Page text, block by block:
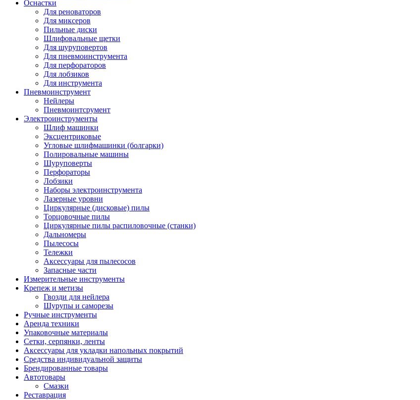
Оснастки
Для реноваторов
Для миксеров
Пильные диски
Шлифовальные щетки
Для шуруповертов
Для пневмоинструмента
Для перфораторов
Для лобзиков
Для инструмента
Пневмоинструмент
Нейлеры
Пневмоинтсрумент
Электроинструменты
Шлиф машинки
Эксцентриковые
Угловые шлифмашинки (болгарки)
Полировальные машины
Шуруповерты
Перфораторы
Лобзики
Наборы электроинструмента
Лазерные уровни
Циркулярные (дисковые) пилы
Торцовочные пилы
Циркулярные пилы распиловочные (станки)
Дальномеры
Пылесосы
Тележки
Аксессуары для пылесосов
Запасные части
Измерительные инструменты
Крепеж и метизы
Гвозди для нейлера
Шурупы и саморезы
Ручные инструменты
Аренда техники
Упаковочные материалы
Сетки, серпянки, ленты
Аксессуары для укладки напольных покрытий
Средства индивидуальной защиты
Брендированные товары
Автотовары
Смазки
Реставрация